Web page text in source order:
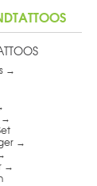
→
→
→
→